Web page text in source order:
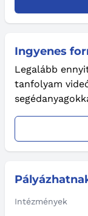
Ingyenes
Legalább
tanfolyam
Intézmények